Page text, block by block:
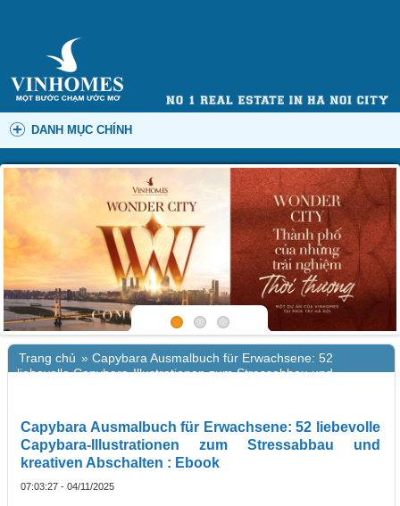
DANH MỤC CHÍNH
Trang chủ » Capybara Ausmalbuch für Erwachsene: 52
liebevolle Capybara-Illustrationen zum Stressabbau und
Capybara Ausmalbuch für Erwachsene: 52 liebevolle
Capybara-Illustrationen zum Stressabbau und
kreativen Abschalten : Ebook
07:03:27 - 04/11/2025